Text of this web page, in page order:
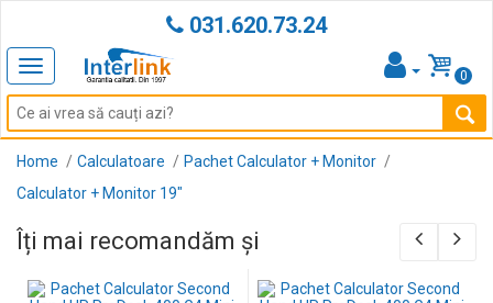
031.620.73.24
Toggle
navigation
0
Home Calculatoare
Pachet Calculator + Monitor
Calculator + Monitor 19"
Îți mai recomandăm și